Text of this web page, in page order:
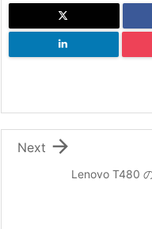
Lenovo T480

Next